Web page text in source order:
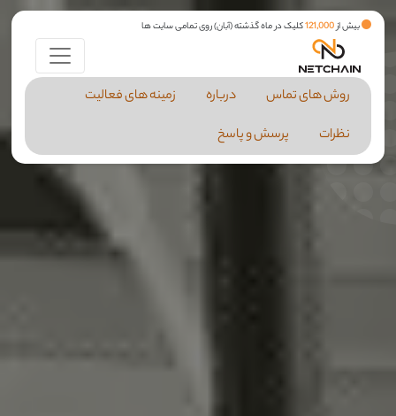
بیش از121,000کلیک در ماه گذشته (آبان) روی تمامی سایت ها
روش های تماس درباره
زمینه های فعالیت
نظرات
پرسش و پاسخ